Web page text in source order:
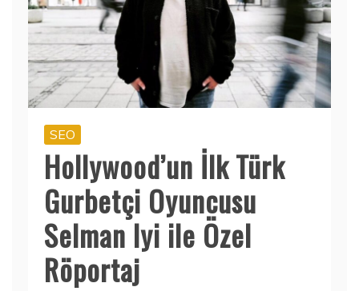
SEO
Hollywood’un İlk Türk
Gurbetçi Oyuncusu
Selman Iyi ile Özel
Röportaj